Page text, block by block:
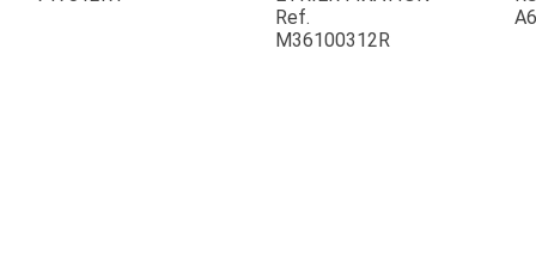
ESPACES VERTS
Ref.
M36100312R